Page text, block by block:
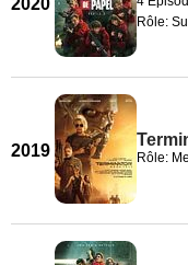
Rôle:
2019 Rôle: